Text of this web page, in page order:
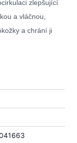
zlepšující
a vláčnou,
a chrání ji